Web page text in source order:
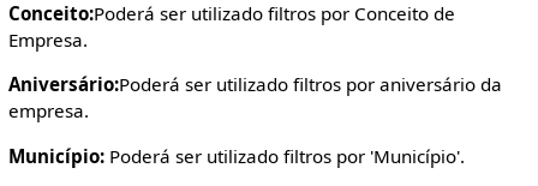
Conceito:Poderá ser utilizado filtros por Conceito de
Empresa.
Aniversário:Poderá ser utilizado filtros por aniversário da
empresa.
Município:Poderá ser utilizado filtros por 'Município'.